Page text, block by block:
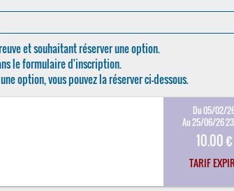
et souhaitant réserver une option.
le formulaire d'inscription.
option, vous pouvez la réserver ci-dessous.
Du 05/02/
Au 25/06/26
10.00 €
TARIF